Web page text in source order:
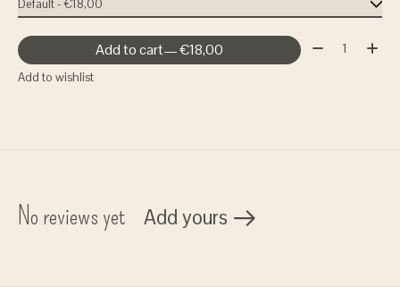
Add to cart — €18,00 Quantity:
Add to wishlist
No reviews yet Add yours